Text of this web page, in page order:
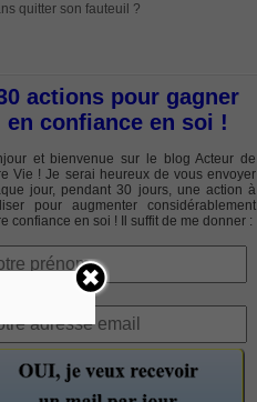
quitter son fauteuil ?
actions pour gagner
en confiance en soi !
et bienvenue sur le blog Acteur de
Vie ! Je serai heureux de vous envoyer
jour, pendant 30 jours, une action à
pour augmenter considérablement
confiance en soi ! Il suffit de me donner :